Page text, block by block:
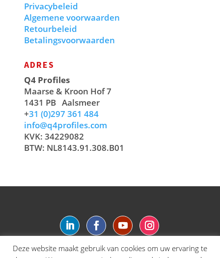
Privacybeleid
Algemene voorwaarden
Retourbeleid
Betalingsvoorwaarden
ADRES
Q4 Profiles
Maarse & Kroon Hof 7
1431 PB Aalsmeer
+31 (0)297 361 484
info@q4profiles.com
KVK: 34229082
BTW: NL8143.91.308.B01
Deze website maakt gebruik van cookies om uw ervaring te